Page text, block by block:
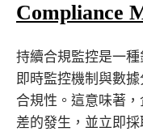
Compliance
持續合規監控是一
即時監控機制與數
合規性。這意味著
差的發生，並立即